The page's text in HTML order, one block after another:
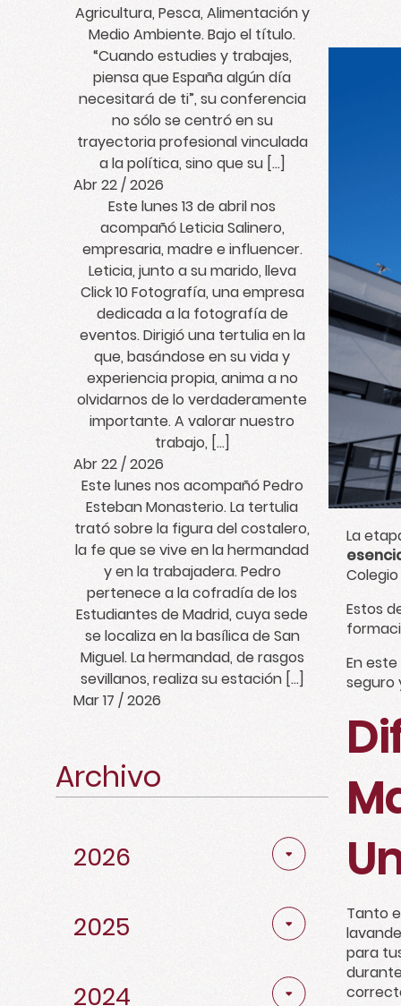
Agricultura, Pesca, Alimentación y
Medio Ambiente. Bajo el título.
“Cuando estudies y trabajes,
piensa que España algún día
necesitará de ti”, su conferencia
no sólo se centró en su
trayectoria profesional vinculada
a la política, sino que su […]
Abr 22 / 2026
Este lunes 13 de abril nos
acompañó Leticia Salinero,
empresaria, madre e influencer.
Leticia, junto a su marido, lleva
Click 10 Fotografía, una empresa
dedicada a la fotografía de
eventos. Dirigió una tertulia en la
que, basándose en su vida y
experiencia propia, anima a no
olvidarnos de lo verdaderamente
importante. A valorar nuestro
trabajo, […]
Abr 22 / 2026
Este lunes nos acompañó Pedro
Esteban Monasterio. La tertulia
trató sobre la figura del costalero,
la fe que se vive en la hermandad
y en la trabajadera. Pedro
pertenece a la cofradía de los
Estudiantes de Madrid, cuya sede
se localiza en la basílica de San
Miguel. La hermandad, de rasgos
sevillanos, realiza su estación […]
Mar 17 / 2026
Archivo
2026
Marzo
2
Febrero
4
2025
3
Octubre
3
Febrero
2
2024
Noviembre
4
Octubre
5
1
Noviembre
5
Octubre
6
Noviembre
2
La
Estos
En
seguro
Tanto
para